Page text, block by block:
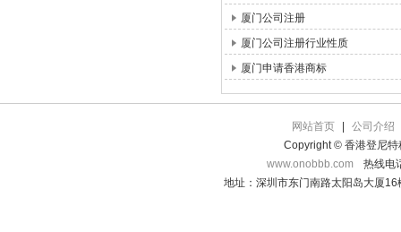
厦门公司注册
厦门公司注册行业性质
厦门申请香港商标
网站首页
公司介绍
Copyright © 香港登尼特
www.onobbb.com
热线电
地址：深圳市东门南路太阳岛大厦